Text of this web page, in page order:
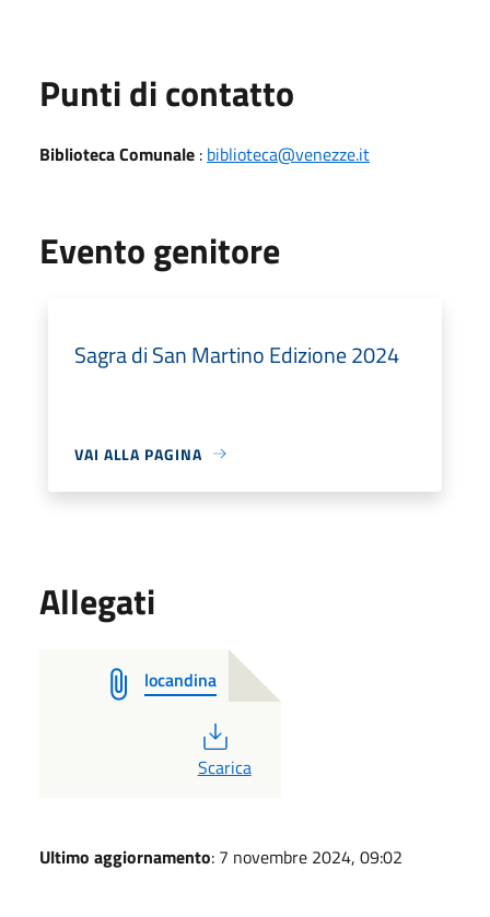
Punti di contatto
Biblioteca Comunale : biblioteca@venezze.it
Evento genitore
Sagra di San Martino Edizione 2024
VAI ALLA PAGINA
Allegati
locandina
PDF
Scarica
Ultimo aggiornamento: 7 novembre 2024, 09:02